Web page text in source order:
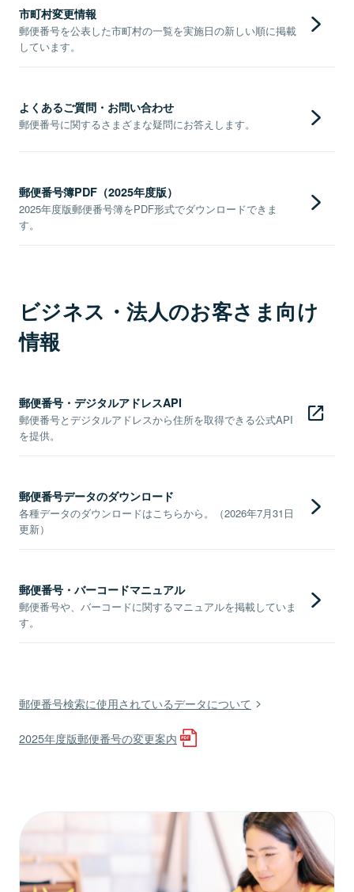
市町村変更情報
郵便番号を公表した市町村の一覧を実施日の新しい順に掲載
しています。
よくあるご質問・お問い合わせ
郵便番号に関するさまざまな疑問にお答えします。
郵便番号簿PDF（2025年度版）
2025年度版郵便番号簿をPDF形式でダウンロードできま
す。
ビジネス・法人のお客さま向け
情報
郵便番号・デジタルアドレスAPI
郵便番号とデジタルアドレスから住所を取得できる公式API
を提供。
郵便番号データのダウンロード
各種データのダウンロードはこちらから。（2026年7月31日
更新）
郵便番号・バーコードマニュアル
郵便番号や、バーコードに関するマニュアルを掲載していま
す。
郵便番号検索に使用されているデータについて
2025年度版郵便番号の変更案内